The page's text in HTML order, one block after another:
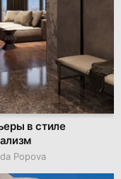
в стиле
Popova